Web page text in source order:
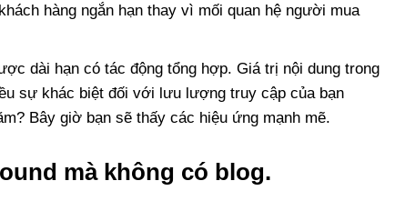
hàng ngắn hạn thay vì mối quan hệ người mua
dài hạn có tác động tổng hợp. Giá trị nội dung trong
sự khác biệt đối với lưu lượng truy cập của bạn
Bây giờ bạn sẽ thấy các hiệu ứng mạnh mẽ.
mà không có blog.